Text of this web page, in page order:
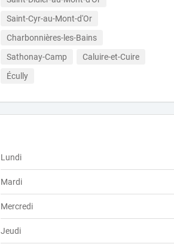
Saint-Cyr-au-Mont-d'Or
Charbonnières-les-Bains
Sathonay-Camp
Caluire-et-Cuire
Écully
Lundi
Mardi
Mercredi
Jeudi